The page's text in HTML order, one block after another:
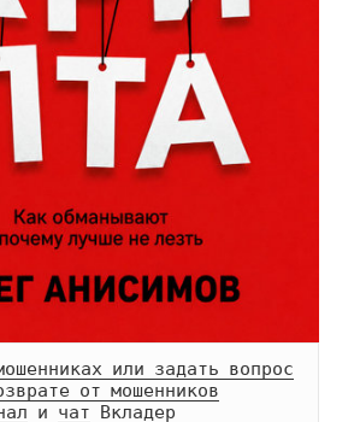
или задать вопрос
от мошенников
и чат